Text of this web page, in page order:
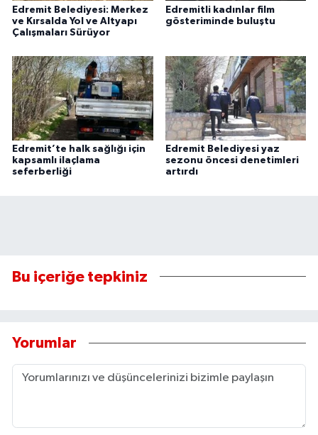
Edremit Belediyesi: Merkez
ve Kırsalda Yol ve Altyapı
Çalışmaları Sürüyor
Edremitli kadınlar film
gösteriminde buluştu
Edremit’te halk sağlığı için
kapsamlı ilaçlama
seferberliği
Edremit Belediyesi yaz
sezonu öncesi denetimleri
artırdı
Bu içeriğe tepkiniz
Yorumlar